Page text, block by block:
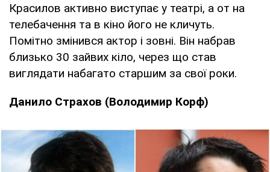
Красилов активно виступає у театрі, а от на
телебачення та в кіно його не кличуть.
Помітно змінився актор і зовні. Він набрав
близько 30 зайвих кіло, через що став
виглядати набагато старшим за свої роки.
Данило Страхов (Володимир Корф)